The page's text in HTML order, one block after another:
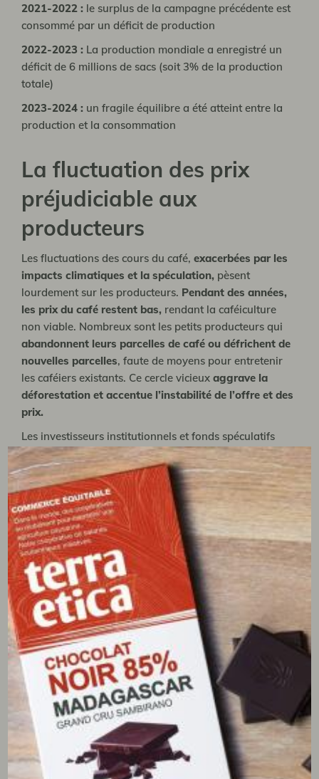
2021-2022 : le surplus de la campagne précédente est
consommé par un déficit de production
2022-2023 : La production mondiale a enregistré un
déficit de 6 millions de sacs (soit 3% de la production
totale)
2023-2024 : un fragile équilibre a été atteint entre la
production et la consommation
La fluctuation des prix
préjudiciable aux
producteurs
Les fluctuations des cours du café, exacerbées par les
impacts climatiques et la spéculation, pèsent
lourdement sur les producteurs. Pendant des années,
les prix du café restent bas, rendant la caféiculture
non viable. Nombreux sont les petits producteurs qui
abandonnent leurs parcelles de café ou défrichent de
nouvelles parcelles, faute de moyens pour entretenir
les caféiers existants. Ce cercle vicieux aggrave la
déforestation et accentue l’instabilité de l’offre et des
prix.
Les investisseurs institutionnels et fonds spéculatifs
affluent sur le marché du café. Le 19 novembre, il
détenait l’équivalent de 40 000 containers de café, soit
7% de la production mondiale. C
es acteurs n’achètent
pas réellement le café, mais spéculent sur les
fluctuations des prix avant de passer sur un autre
marché.
Pour lever le risque spéculatif côté producteurs,
le
commerce équitable est une solution évidente.
que soit le cours du café, les producteurs sont payés à
un prix résultant des coûts de production. Ils ont aussi
accès à une prime de développement
qui va leur
permettre d’investir dans les parcelles, d’entretenir les
caféières et d’agir sur la fertilité pour un bénéfice de
long terme.Penser l’agriculture sur un temps long
sans se soucier des cours mondiaux,
pérennise les
parcelles et stabilise les systèmes de production. Avec
un commerce équitable fortement engagé
, les
producteurs n’ont pas besoin de déforester de
nouvelles parcelles, car ils entretiennent leur propre